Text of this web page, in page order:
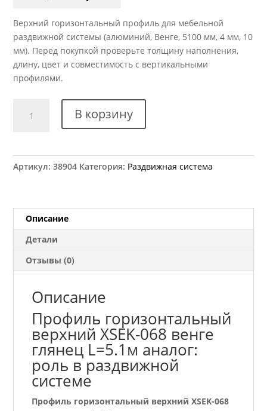
Верхний горизонтальный профиль для мебельной
раздвижной системы (алюминий, Венге, 5100 мм, 4 мм, 10
мм). Перед покупкой проверьте толщину наполнения,
длину, цвет и совместимость с вертикальными
профилями.
товара
ХSEK-
глянец
L=5.1м
аналог
В корзину
Артикул:38904 Категория: Раздвижная система
Описание
Детали
Отзывы (0)
Описание
Профиль горизонтальный
верхний ХSEK-068 венге
глянец L=5.1м аналог:
роль в раздвижной
системе
Профиль горизонтальный верхний ХSEK-068